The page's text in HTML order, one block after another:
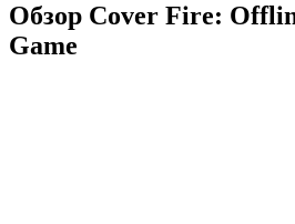
Обзор Cover Fire:
Game